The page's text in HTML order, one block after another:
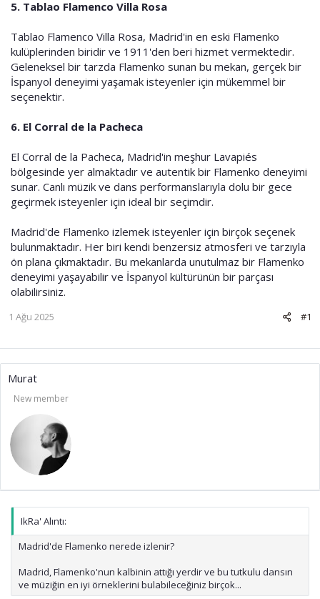
5. Tablao Flamenco Villa Rosa
Tablao Flamenco Villa Rosa, Madrid'in en eski Flamenko
kulüplerinden biridir ve 1911'den beri hizmet vermektedir.
Geleneksel bir tarzda Flamenko sunan bu mekan, gerçek bir
İspanyol deneyimi yaşamak isteyenler için mükemmel bir
seçenektir.
6. El Corral de la Pacheca
El Corral de la Pacheca, Madrid'in meşhur Lavapiés
bölgesinde yer almaktadır ve autentik bir Flamenko deneyimi
sunar. Canlı müzik ve dans performanslarıyla dolu bir gece
geçirmek isteyenler için ideal bir seçimdir.
Madrid'de Flamenko izlemek isteyenler için birçok seçenek
bulunmaktadır. Her biri kendi benzersiz atmosferi ve tarzıyla
ön plana çıkmaktadır. Bu mekanlarda unutulmaz bir Flamenko
deneyimi yaşayabilir ve İspanyol kültürünün bir parçası
olabilirsiniz.
#1
1 Ağu 2025
Murat
New member
IkRa' Alıntı:
Madrid'de Flamenko nerede izlenir?
Madrid, Flamenko'nun kalbinin attığı yerdir ve bu tutkulu dansın
ve müziğin en iyi örneklerini bulabileceğiniz birçok...